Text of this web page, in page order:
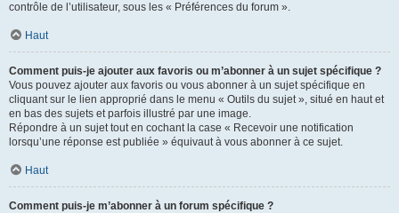
contrôle de l’utilisateur, sous les « Préférences du forum ».
Haut
Comment puis-je ajouter aux favoris ou m’abonner à un sujet spécifique ?
Vous pouvez ajouter aux favoris ou vous abonner à un sujet spécifique en
cliquant sur le lien approprié dans le menu « Outils du sujet », situé en haut et
en bas des sujets et parfois illustré par une image.
Répondre à un sujet tout en cochant la case « Recevoir une notification
lorsqu’une réponse est publiée » équivaut à vous abonner à ce sujet.
Haut
Comment puis-je m’abonner à un forum spécifique ?